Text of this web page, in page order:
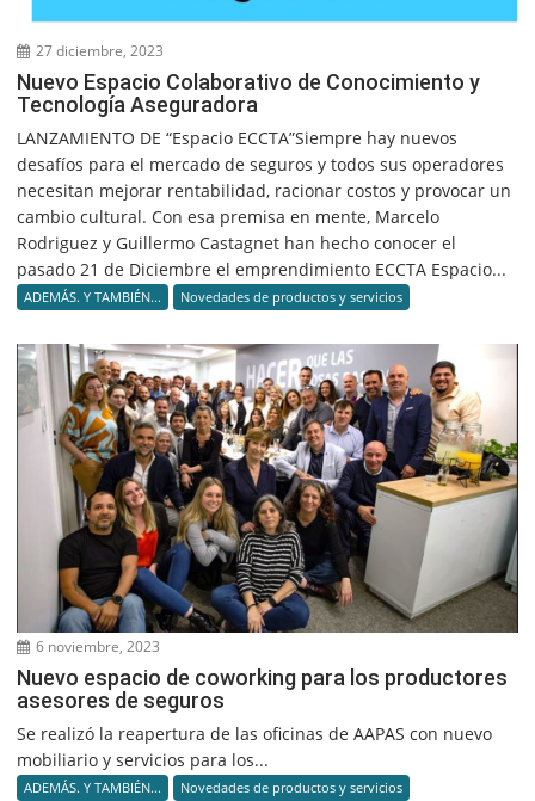
27 diciembre, 2023
Nuevo Espacio Colaborativo de Conocimiento y
Tecnología Aseguradora
LANZAMIENTO DE “Espacio ECCTA”Siempre hay nuevos
desafíos para el mercado de seguros y todos sus operadores
necesitan mejorar rentabilidad, racionar costos y provocar un
cambio cultural. Con esa premisa en mente, Marcelo
Rodriguez y Guillermo Castagnet han hecho conocer el
pasado 21 de Diciembre el emprendimiento ECCTA Espacio...
ADEMÁS. Y TAMBIÉN... Novedades de productos y servicios
6 noviembre, 2023
Nuevo espacio de coworking para los productores
asesores de seguros
Se realizó la reapertura de las oficinas de AAPAS con nuevo
mobiliario y servicios para los...
ADEMÁS. Y TAMBIÉN... Novedades de productos y servicios